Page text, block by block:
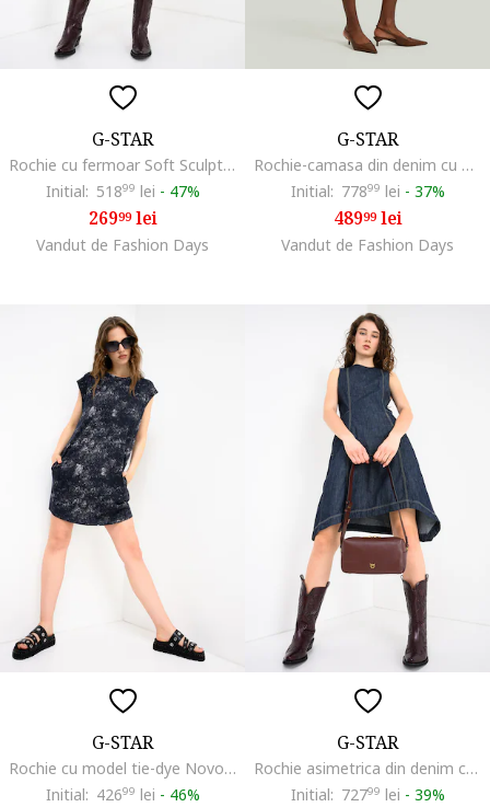
G-STAR
Rochie cu fermoar Soft Sculpt, Bleumarin
Initial: 51899 lei - 47%
26999lei
Vandut de Fashion Days
G-STAR
Rochie-camasa din denim cu buzunare, Albastru glaciar
Initial: 77899 lei - 37%
48999lei
Vandut de Fashion Days
G-STAR
Rochie cu model tie-dye Novo, Alb fildes/Bleumarin
Initial: 42699 lei - 46%
G-STAR
Rochie asimetrica din denim cu buzunare, Bleumarin
Initial: 72799 lei - 39%